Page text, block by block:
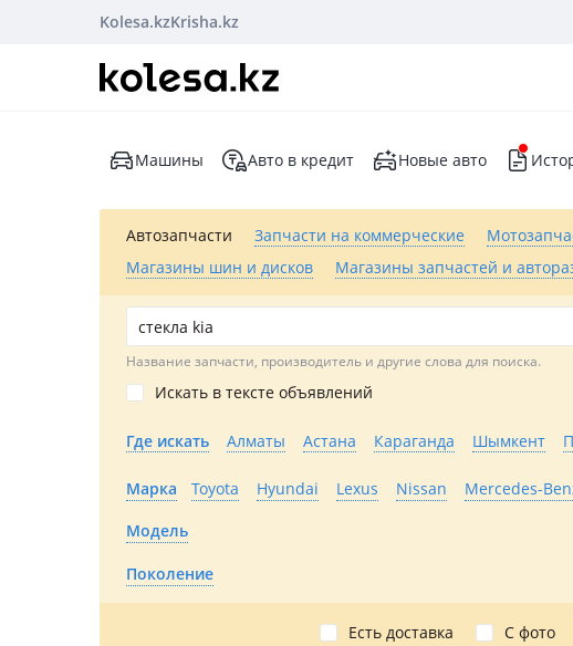
Kolesa.kzKrisha.kz
Машины Авто в кредит Новые авто
Автозапчасти Запчасти на коммерческие
Магазины шин и дисков
Магазины запчастей и
Название запчасти, производитель и другие слова для поиска.
Искать в тексте объявлений
Где искать Алматы Астана Караганда Шымкент
Марка Toyota Hyundai Lexus Nissan Mercedes-
Модель
Поколение
Есть доставка С фото